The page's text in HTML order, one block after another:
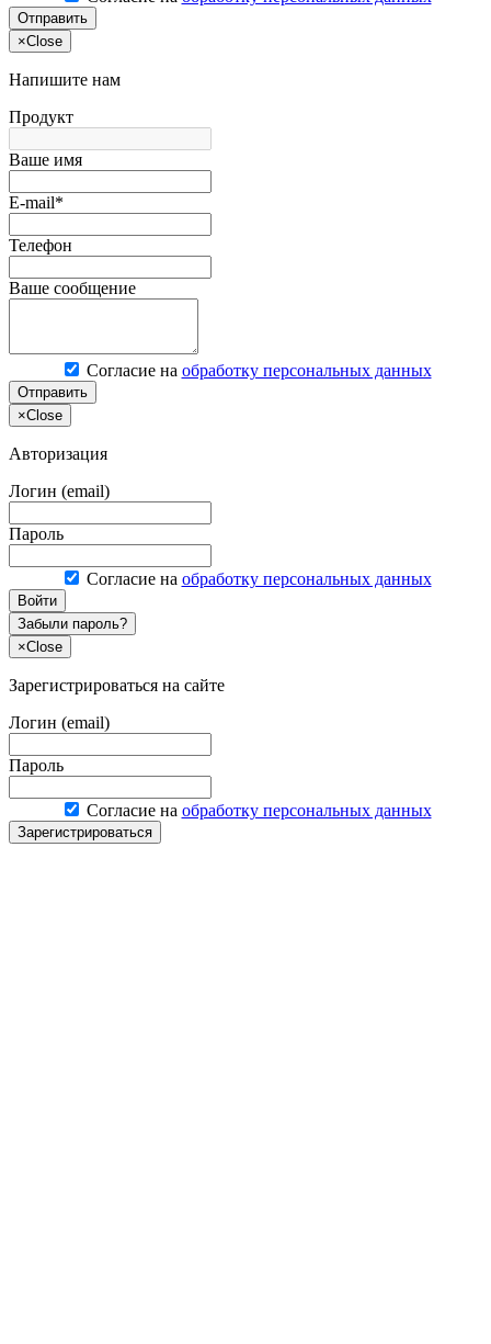
Отправить
×Close
Напишите нам
Продукт
Ваше имя
E-mail*
Телефон
Ваше сообщение
Согласие на обработку персональных данных
Отправить
×Close
Авторизация
Логин (email)
Пароль
Согласие на обработку персональных данных
Войти
Забыли пароль?
×Close
Зарегистрироваться на сайте
Логин (email)
Пароль
Согласие на обработку персональных данных
Зарегистрироваться